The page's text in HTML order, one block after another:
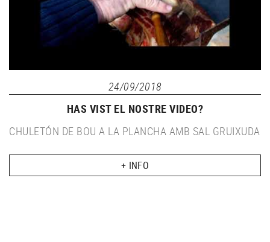
24/09/2018
HAS VIST EL NOSTRE VIDEO?
CHULETÓN DE BOU A LA PLANCHA AMB SAL GRUIXUDA
+ INFO